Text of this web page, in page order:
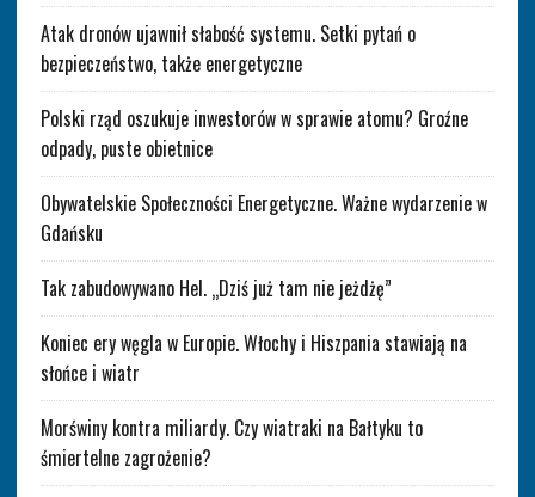
Atak dronów ujawnił słabość systemu. Setki pytań o
bezpieczeństwo, także energetyczne
Polski rząd oszukuje inwestorów w sprawie atomu? Groźne
odpady, puste obietnice
Obywatelskie Społeczności Energetyczne. Ważne wydarzenie w
Gdańsku
Tak zabudowywano Hel. „Dziś już tam nie jeżdżę”
Koniec ery węgla w Europie. Włochy i Hiszpania stawiają na
słońce i wiatr
Morświny kontra miliardy. Czy wiatraki na Bałtyku to
śmiertelne zagrożenie?